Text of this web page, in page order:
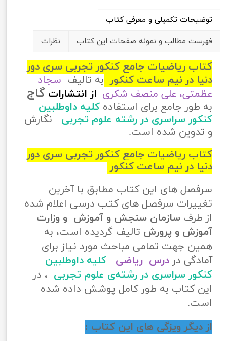
توضیحات تکمیلی و معرفی کتاب
فهرست مطالب و نمونه صفحات این کتاب
نظرات
کتاب ریاضیات جامع کنکور تجربی سری دور
دنیا در نیم ساعت کنکور به تالیف سجاد
عظمتی، علی منصف شکری از انتشارات گاج
به طور جامع برای استفاده کلیه داوطلبین
کنکور سراسری در رشته علوم تجربی نگارش
و تدوین شده است.
کتاب ریاضیات جامع کنکور تجربی سری دور
دنیا در نیم ساعت کنکور
سرفصل های این کتاب مطابق با آخرین
تغییرات سرفصل های کتب درسی اعلام شده
از طرف سازمان سنجش و آموزش و وزارت
آموزش و پرورش تالیف گردیده است، به
همین جهت تمامی مباحث مورد نیاز برای
آمادگی در درس ریاضی
کلیه داوطلبین
کنکور سراسری در رشته‌ی علوم تجربی ، در
این کتاب به طور کامل پوشش داده شده
است.
از دیگر ویزگی های این کتاب :